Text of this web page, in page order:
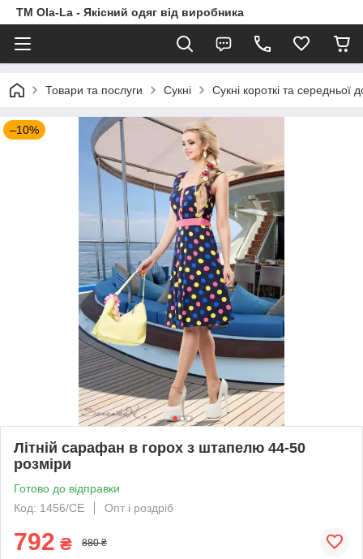
TM Ola-La - Якісний одяг від виробника
Товари та послуги Сукні Сукні короткі та середньої
–10%
Літній сарафан в горох з штапелю 44-50
розміри
Готово до відправки
Код: 1456/СЕ
Опт і роздріб
792 ₴ 880 ₴